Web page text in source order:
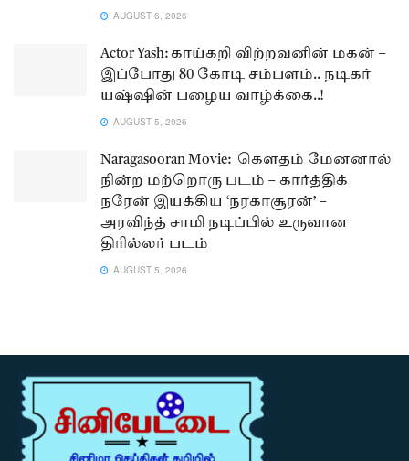
AUGUST 6, 2026
Actor Yash: காய்கறி விற்றவனின் மகன் –
இப்போது 80 கோடி சம்பளம்.. நடிகர்
யஷ்ஷின் பழைய வாழ்க்கை..!
AUGUST 5, 2026
Naragasooran Movie: கௌதம் மேனனால்
நின்ற மற்றொரு படம் – கார்த்திக்
நரேன் இயக்கிய ‘நரகாசூரன்’ –
அரவிந்த் சாமி நடிப்பில் உருவான
திரில்லர் படம்
AUGUST 5, 2026